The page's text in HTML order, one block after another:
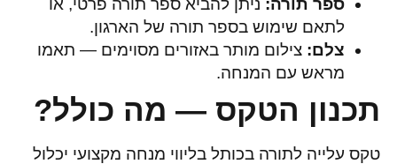
ספר תורה: ניתן להביא ספר תורה פרטי, או
לתאם שימוש בספר תורה של הארגון.
צלם: צילום מותר באזורים מסוימים — תאמו
מראש עם המנחה.
תכנון הטקס — מה כולל?
טקס עלייה לתורה בכותל בליווי מנחה מקצועי יכלול